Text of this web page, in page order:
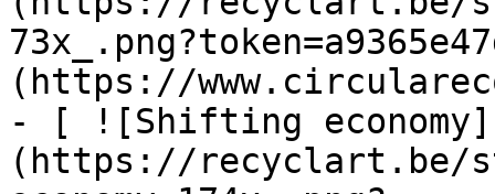
(https://
- [ ![Shifting economy]
(https://recyclart.be/